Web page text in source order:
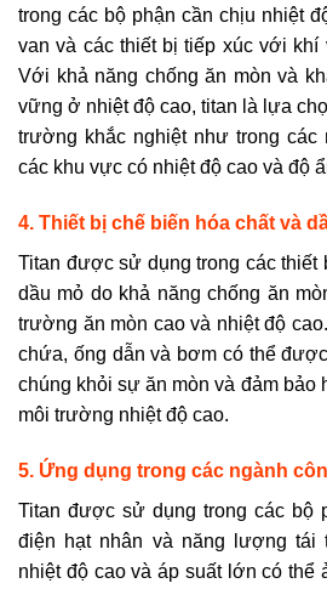
trong các bộ phận cần chịu nhiệt
van và các thiết bị tiếp xúc với khí
Với khả năng chống ăn mòn và
vững ở nhiệt độ cao, titan là lựa
trường khắc nghiệt như trong các
các khu vực có nhiệt độ cao và độ
4. Thiết bị chế biến hóa chất và
Titan được sử dụng trong các thiết
dầu mỏ do khả năng chống ăn
trường ăn mòn cao và nhiệt độ
chứa, ống dẫn và bơm có thể
chúng khỏi sự ăn mòn và đảm bảo
môi trường nhiệt độ cao.
5. Ứng dụng trong các ngành
Titan được sử dụng trong các bộ
điện hạt nhân và năng lượng tái
nhiệt độ cao và áp suất lớn có thể